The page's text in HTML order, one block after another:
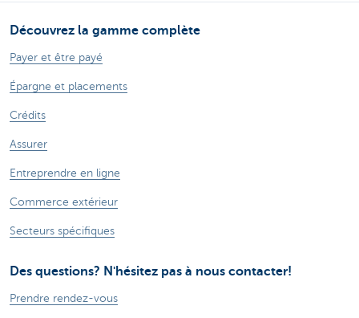
Découvrez la gamme complète
Payer et être payé
Épargne et placements
Crédits
Assurer
Entreprendre en ligne
Commerce extérieur
Secteurs spécifiques
Des questions? N'hésitez pas à nous contacter!
Prendre rendez-vous